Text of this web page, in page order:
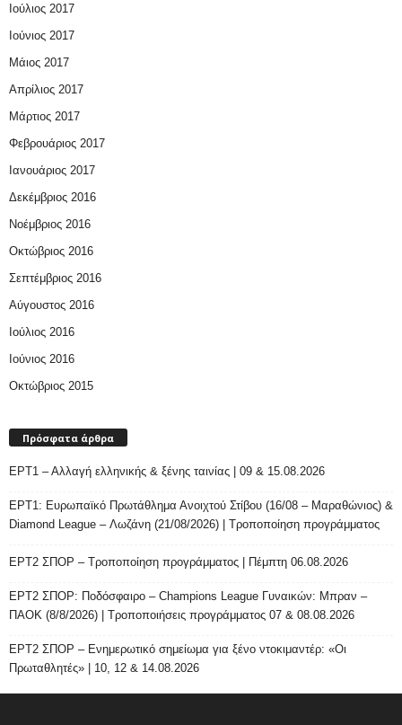
Ιούλιος 2017
Ιούνιος 2017
Μάιος 2017
Απρίλιος 2017
Μάρτιος 2017
Φεβρουάριος 2017
Ιανουάριος 2017
Δεκέμβριος 2016
Νοέμβριος 2016
Οκτώβριος 2016
Σεπτέμβριος 2016
Αύγουστος 2016
Ιούλιος 2016
Ιούνιος 2016
Οκτώβριος 2015
Πρόσφατα άρθρα
ΕΡΤ1 – Αλλαγή ελληνικής & ξένης ταινίας | 09 & 15.08.2026
ΕΡΤ1: Ευρωπαϊκό Πρωτάθλημα Ανοιχτού Στίβου (16/08 – Μαραθώνιος) &
Diamond League – Λωζάνη (21/08/2026) | Τροποποίηση προγράμματος
ΕΡΤ2 ΣΠΟΡ – Τροποποίηση προγράμματος | Πέμπτη 06.08.2026
ΕΡΤ2 ΣΠΟΡ: Ποδόσφαιρο – Champions League Γυναικών: Μπραν –
ΠΑΟΚ (8/8/2026) | Τροποποιήσεις προγράμματος 07 & 08.08.2026
ΕΡΤ2 ΣΠΟΡ – Ενημερωτικό σημείωμα για ξένο ντοκιμαντέρ: «Οι
Πρωταθλητές» | 10, 12 & 14.08.2026